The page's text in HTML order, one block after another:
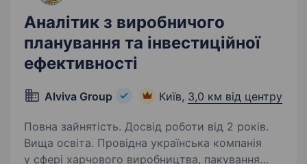
Аналітик з виробничого
планування та інвестиційної
ефективності
Alviva Group Київ, 3,0 км від центру
Повна зайнятість. Досвід роботи від 2 років.
Вища освіта. Провідна українська компанія
у сфері харчового виробництва, пакування